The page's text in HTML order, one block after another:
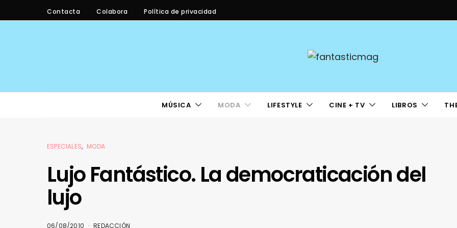
Contacta Colabora Política de privacidad
MÚSICA MODA LIFESTYLE CINE + TV LIBROS
ESPECIALES MODA
Lujo Fantástico. La democraticación del
lujo
06/08/2010 REDACCIÓN